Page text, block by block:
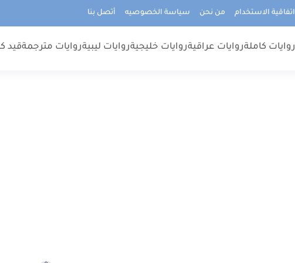
اتفاقية الاستخدام من نحن سياسة الخصوصيه أتصل بنا
روايات كاملةروايات عراقيةروايات خليجيةروايات ليبيةروايات مترجمةقيد